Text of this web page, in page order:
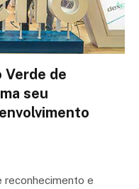
Verde de
seu
reconhecimento e